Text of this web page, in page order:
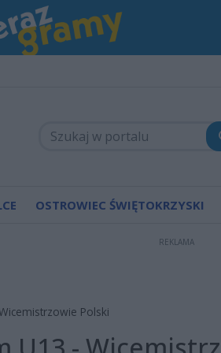
OSTROWIEC ŚWIĘTOKRZYSKI
REKLAMA
Polski